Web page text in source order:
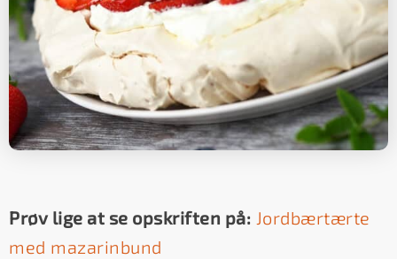
Prøv lige at se opskriften på: Jordbærtærte
med mazarinbund